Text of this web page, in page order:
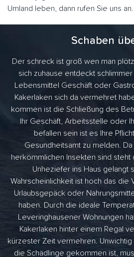
Umland leben, dann rufen Sie uns an.
Schaben
Der schreck ist groß wen man
sich zuhause entdeckt
Lebensmittel Geschäft oder
Kakerlaken sich da vermehret
kommen ist die Schließung des
Ihr Geschäft, Arbeitsstelle oder
befallen sein ist es Ihre
Gesundheitsamt zu melden.
herkömmlichen Insekten sind
Unheziefer ins Haus gelangt
Wahrscheinlichkeit ist hoch das die
Urlaubsgepäck oder
haben. Durch die ideale
Leveringhausener Wohnungen
Kakerlaken hinter einem Regal
kürzester Zeit vermehren.
die Schädlinge gekommen ist,